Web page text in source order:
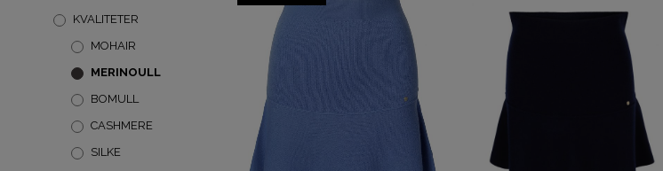
KVALITETER
MOHAIR
MERINOULL
BOMULL
CASHMERE
SILKE